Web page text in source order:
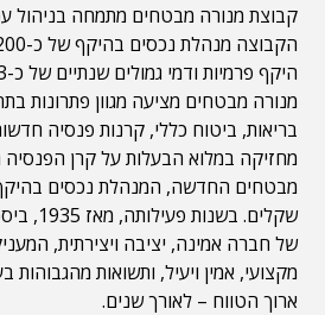
קבוצת מנורה מבטחים מתמחה בניהול
מנורה מבטחים מציעה מגוון פתרונות
בריאות, ביטוח כללי, קרנות פנסיה
מחזיקה במלוא הבעלות על קרן
שקלים.
של חברה אמינה, יציבה ויצירתית,
מקצועי, אמין ויעיל, ותשואות מהגבוהות
ארוך הטווח – לאורך שנים.